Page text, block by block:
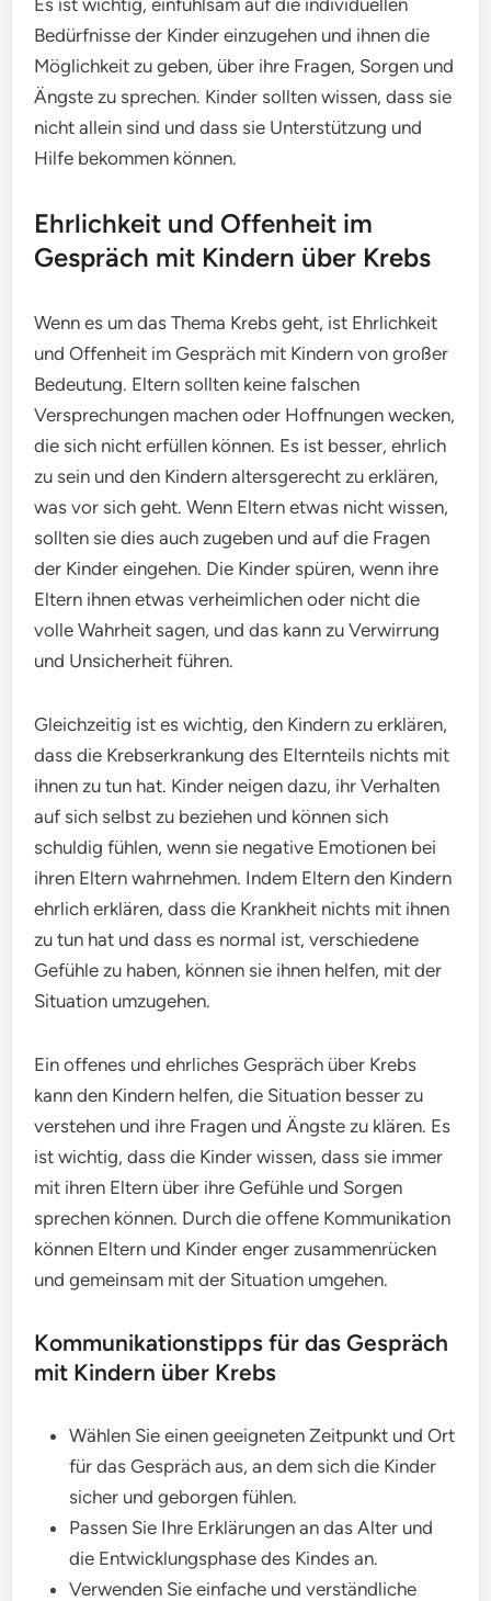
Es ist wichtig, einfühlsam auf die individuellen
Bedürfnisse der Kinder einzugehen und ihnen die
Möglichkeit zu geben, über ihre Fragen, Sorgen und
Ängste zu sprechen. Kinder sollten wissen, dass sie
nicht allein sind und dass sie Unterstützung und
Hilfe bekommen können.
Ehrlichkeit und Offenheit im
Gespräch mit Kindern über Krebs
Wenn es um das Thema Krebs geht, ist Ehrlichkeit
und Offenheit im Gespräch mit Kindern von großer
Bedeutung. Eltern sollten keine falschen
Versprechungen machen oder Hoffnungen wecken,
die sich nicht erfüllen können. Es ist besser, ehrlich
zu sein und den Kindern altersgerecht zu erklären,
was vor sich geht. Wenn Eltern etwas nicht wissen,
sollten sie dies auch zugeben und auf die Fragen
der Kinder eingehen. Die Kinder spüren, wenn ihre
Eltern ihnen etwas verheimlichen oder nicht die
volle Wahrheit sagen, und das kann zu Verwirrung
und Unsicherheit führen.
Gleichzeitig ist es wichtig, den Kindern zu erklären,
dass die Krebserkrankung des Elternteils nichts mit
ihnen zu tun hat. Kinder neigen dazu, ihr Verhalten
auf sich selbst zu beziehen und können sich
schuldig fühlen, wenn sie negative Emotionen bei
ihren Eltern wahrnehmen. Indem Eltern den Kindern
ehrlich erklären, dass die Krankheit nichts mit ihnen
zu tun hat und dass es normal ist, verschiedene
Gefühle zu haben, können sie ihnen helfen, mit der
Situation umzugehen.
Ein offenes und ehrliches Gespräch über Krebs
kann den Kindern helfen, die Situation besser zu
verstehen und ihre Fragen und Ängste zu klären. Es
ist wichtig, dass die Kinder wissen, dass sie immer
mit ihren Eltern über ihre Gefühle und Sorgen
sprechen können. Durch die offene Kommunikation
können Eltern und Kinder enger zusammenrücken
und gemeinsam mit der Situation umgehen.
Kommunikationstipps für das Gespräch
mit Kindern über Krebs
Wählen Sie einen geeigneten Zeitpunkt und Ort
für das Gespräch aus, an dem sich die Kinder
sicher und geborgen fühlen.
Passen Sie Ihre Erklärungen an das Alter und
die Entwicklungsphase des Kindes an.
Verwenden Sie einfache und verständliche